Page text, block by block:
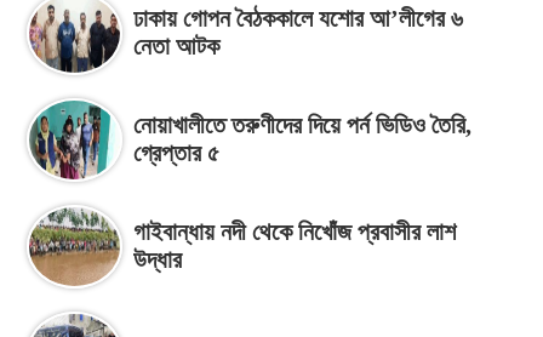
ঢাকায় গোপন বৈঠককালে যশোর আ’লীগের ৬
নেতা আটক
নোয়াখালীতে তরুণীদের দিয়ে পর্ন ভিডিও তৈরি,
গ্রেপ্তার ৫
গাইবান্ধায় নদী থেকে নিখোঁজ প্রবাসীর লাশ
উদ্ধার